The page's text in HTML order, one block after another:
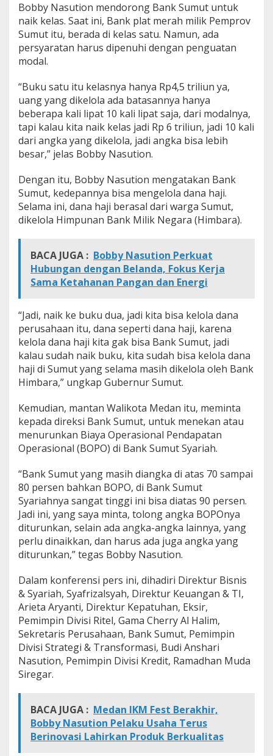
i
l
a
y
a
i
g
a
n
t
i
!
Bobby Nasution mendorong Bank Sumut untuk
naik kelas. Saat ini, Bank plat merah milik Pemprov
Sumut itu, berada di kelas satu. Namun, ada
persyaratan harus dipenuhi dengan penguatan
modal.
“Buku satu itu kelasnya hanya Rp4,5 triliun ya,
uang yang dikelola ada batasannya hanya
beberapa kali lipat 10 kali lipat saja, dari modalnya,
tapi kalau kita naik kelas jadi Rp 6 triliun, jadi 10 kali
dari angka yang dikelola, jadi angka bisa lebih
besar,” jelas Bobby Nasution.
Dengan itu, Bobby Nasution mengatakan Bank
Sumut, kedepannya bisa mengelola dana haji.
Selama ini, dana haji berasal dari warga Sumut,
dikelola Himpunan Bank Milik Negara (Himbara).
BACA JUGA : Bobby Nasution Perkuat
Hubungan dengan Belanda, Fokus Kerja
Sama Ketahanan Pangan dan Energi
“Jadi, naik ke buku dua, jadi kita bisa kelola dana
perusahaan itu, dana seperti dana haji, karena
kelola dana haji kita gak bisa Bank Sumut, jadi
kalau sudah naik buku, kita sudah bisa kelola dana
haji di Sumut yang selama masih dikelola oleh Bank
Himbara,” ungkap Gubernur Sumut.
Kemudian, mantan Walikota Medan itu, meminta
kepada direksi Bank Sumut, untuk menekan atau
menurunkan Biaya Operasional Pendapatan
Operasional (BOPO) di Bank Sumut Syariah.
“Bank Sumut yang masih diangka di atas 70 sampai
80 persen bahkan BOPO, di Bank Sumut
Syariahnya sangat tinggi ini bisa diatas 90 persen.
Jadi ini, yang saya minta, tolong angka BOPOnya
diturunkan, selain ada angka-angka lainnya, yang
perlu dinaikkan, dan harus ada juga angka yang
diturunkan,” tegas Bobby Nasution.
Dalam konferensi pers ini, dihadiri Direktur Bisnis
& Syariah, Syafrizalsyah, Direktur Keuangan & TI,
Arieta Aryanti, Direktur Kepatuhan, Eksir,
Pemimpin Divisi Ritel, Gama Cherry Al Halim,
Sekretaris Perusahaan, Bank Sumut, Pemimpin
Divisi Strategi & Transformasi, Budi Anshari
Nasution, Pemimpin Divisi Kredit, Ramadhan Muda
Siregar.
BACA JUGA : Medan IKM Fest Berakhir,
Bobby Nasution Pelaku Usaha Terus
Berinovasi Lahirkan Produk Berkualitas